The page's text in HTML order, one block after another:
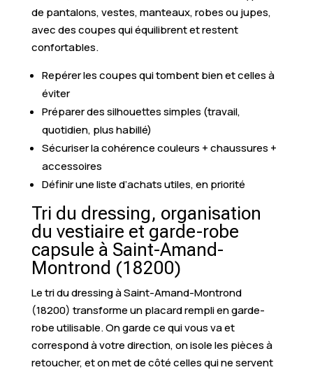
de pantalons, vestes, manteaux, robes ou jupes,
avec des coupes qui équilibrent et restent
confortables.
Repérer les coupes qui tombent bien et celles à
éviter
Préparer des silhouettes simples (travail,
quotidien, plus habillé)
Sécuriser la cohérence couleurs + chaussures +
accessoires
Définir une liste d’achats utiles, en priorité
Tri du dressing, organisation
du vestiaire et garde-robe
capsule à Saint-Amand-
Montrond (18200)
Le tri du dressing à Saint-Amand-Montrond
(18200) transforme un placard rempli en garde-
robe utilisable. On garde ce qui vous va et
correspond à votre direction, on isole les pièces à
retoucher, et on met de côté celles qui ne servent